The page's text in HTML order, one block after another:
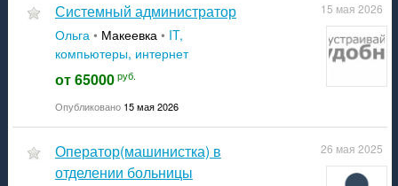
системный администратор
Ольга • Макеевка • IT,
компьютеры, интернет
от 65000руб.
Опубликовано15 мая 2026
15 мая 2026
Оператор(машинистка) в
отделении больницы
26 мая 2025